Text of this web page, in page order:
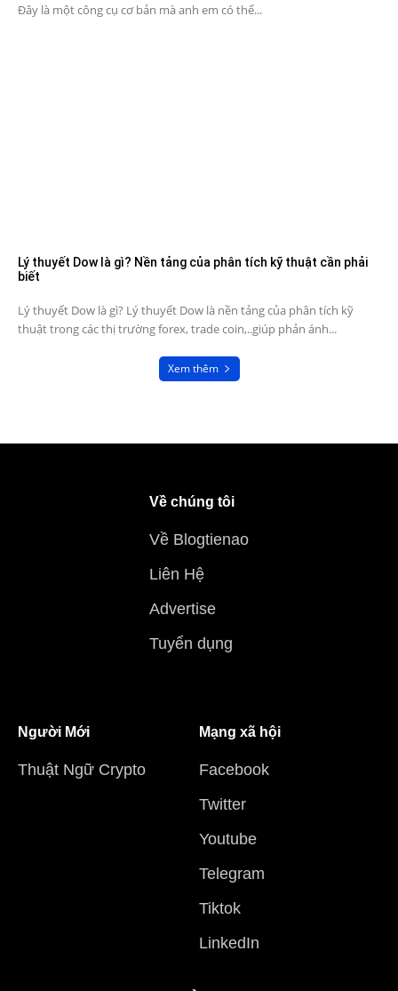
Đây là một công cụ cơ bản mà anh em có thể...
Lý thuyết Dow là gì? Nền tảng của phân tích kỹ thuật cần phải
biết
Lý thuyết Dow là gì? Lý thuyết Dow là nền tảng của phân tích kỹ
thuật trong các thị trường forex, trade coin,..giúp phản ánh...
Xem thêm
Về chúng tôi
Về Blogtienao
Liên Hệ
Advertise
Tuyển dụng
Người Mới
Thuật Ngữ Crypto
Mạng xã hội
Facebook
Twitter
Youtube
Telegram
Tiktok
LinkedIn